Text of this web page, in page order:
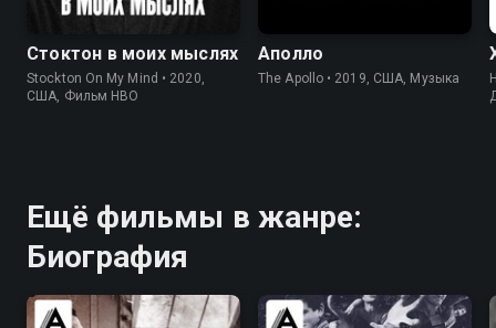
Стоктон в моих мыслях
Stockton On My Mind • 2020,
США, Фильм HBO
Аполло
The Apollo • 2019, США, Музыка
Ещё фильмы в жанре:
Биография